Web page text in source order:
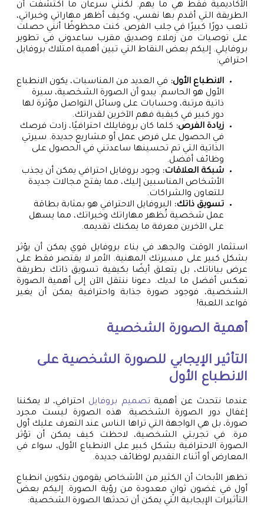
الأكاديمية فقط هي ما يهم. لكنني سرعان ما اكتشفت أن
الطريقة التي أقدم بها نفسي، وكيف أظهر مهاراتي وخبراتي،
تلعب دورًا كبيرًا في جلب الفرص. كنت محظوظًا أنني حصلت
على توصيات من زملاء وصديق مقرب ساعدوني في تطوير
بروفايلي. إليكم بعض النقاط التي تبين أهمية امتلاك بروفايل
احترافي:
الانطباع الأول: في العديد من المناسبات، يكون الانطباع
الأول هو الحاسم. يبدو أن الصورة الشخصية، سيرة
ذاتية مرتبة، وحسابات على وسائل التواصل مؤثرة لها
دور كبير في كيفية فهم الآخرين لقدراتك.
زيادة الفرص: كلما كان بروفايلك احترافيًا، زادت فرصك
في الحصول على فرص عمل أو مشاريع جديدة. سيرتي
الذاتية التي تم تحسينها ساعدتني في الحصول على
وظائف أفضل.
شبكة العلاقات: وجود بروفايل احترافي يمكن أن يجذب
الأشخاص المناسبين إليك، مما يفتح مجالات جديدة
للتعاون والشراكات.
تسويق ذاتك: البروفايل الاحترافي هو بمثابة بطاقة
عمل شخصية تُظهر مهاراتك وخبراتك، مما يسهل
على الآخرين معرفة ما يمكنك تقديمه.
استثمار الوقت والجهد في بناء بروفايل قوي يمكن أن يؤثر
بشكل كبير على مسيرتك المهنية. الأمر لا يقتصر فقط على
عرض بياناتك، بل يتعلق أيضًا بكيفية تسويق ذاتك بطريقة
تعكس أفضل ما لديك. دعونا ننتقل الآن إلى أهمية الصورة
الشخصية، فوجود صورة جذابة واحترافية يمكن أن يغير
قواعد اللعبة!
أهمية الصورة الشخصية
التأثير الإيجابي للصورة الشخصية على
الانطباع الأول
عندما نتحدث عن أهمية تصميم بروفايل احترافي، لا يمكننا
إغفال دور الصورة الشخصية. هذه الصورة ليست مجرد
صورة، بل هي الواجهة التي تراها الناس عند التعرف عليك أول
مرة. في تجربتي الشخصية، لاحظت كيف يمكن أن تؤثر
الصورة الاحترافية بشكل كبير على الانطباع الأول، سواء في
المعارض أو أثناء التقديم لوظائف جديدة.
تظهر الأبحاث أن الكثير من الأشخاص يقومون بتكوين انطباع
أول في غضون ثوانٍ معدودة من رؤية الصورة. إليكم بعض
التأثيرات الإيجابية التي يمكن أن تحدثها الصورة الشخصية: